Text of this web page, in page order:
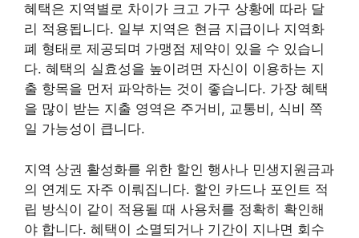
혜택은 지역별로 차이가 크고 가구 상황에 따라 달
리 적용됩니다. 일부 지역은 현금 지급이나 지역화
폐 형태로 제공되며 가맹점 제약이 있을 수 있습니
다. 혜택의 실효성을 높이려면 자신이 이용하는 지
출 항목을 먼저 파악하는 것이 좋습니다. 가장 혜택
을 많이 받는 지출 영역은 주거비, 교통비, 식비 쪽
일 가능성이 큽니다.
지역 상권 활성화를 위한 할인 행사나 민생지원금과
의 연계도 자주 이뤄집니다. 할인 카드나 포인트 적
립 방식이 같이 적용될 때 사용처를 정확히 확인해
야 합니다. 혜택이 소멸되거나 기간이 지나면 회수